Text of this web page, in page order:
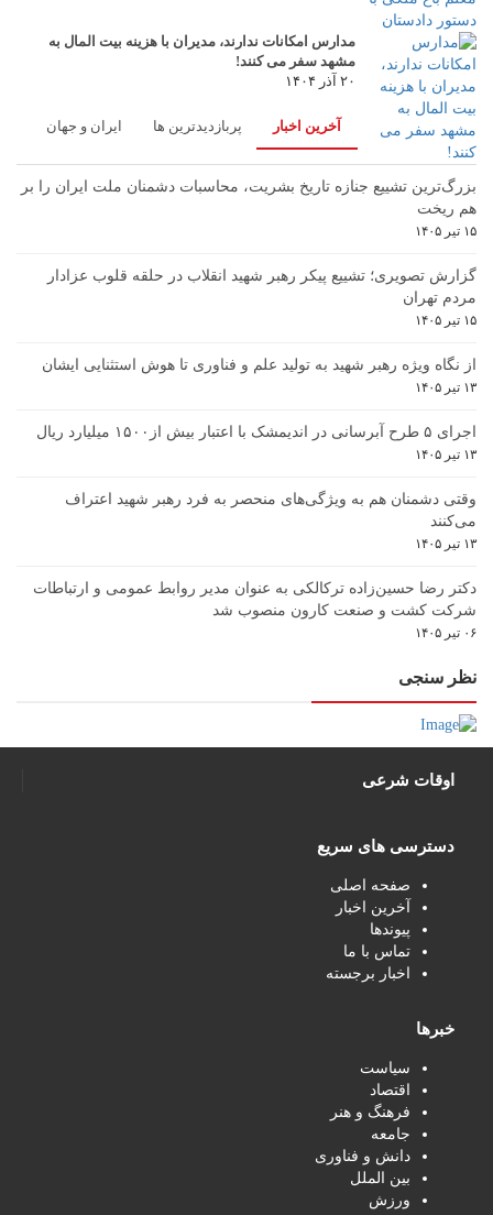
مدارس امکانات ندارند، مدیران با هزینه بیت المال به
مشهد سفر می کنند!
۲۰ آذر ۱۴۰۴
آخرین اخبار پربازدیدترین ها ایران و جهان
بزرگ‌ترین تشییع جنازه تاریخ بشریت، محاسبات دشمنان ملت ایران را بر
هم ریخت
۱۵ تیر ۱۴۰۵
گزارش تصویری؛ تشییع پیکر رهبر شهید انقلاب در حلقه قلوب عزادار
مردم تهران
۱۵ تیر ۱۴۰۵
از نگاه ویژه رهبر شهید به تولید علم و فناوری تا هوش استثنایی ایشان
۱۳ تیر ۱۴۰۵
اجرای ۵ طرح آبرسانی در اندیمشک با اعتبار بیش از۱۵۰۰ میلیارد ریال
۱۳ تیر ۱۴۰۵
وقتی دشمنان هم به ویژگی‌های منحصر به فرد رهبر شهید اعتراف
می‌کنند
۱۳ تیر ۱۴۰۵
دکتر رضا حسین‌زاده ترکالکی به عنوان مدیر روابط عمومی و ارتباطات
شرکت کشت و صنعت کارون منصوب شد
۰۶ تیر ۱۴۰۵
نظر سنجی
اوقات شرعی
دسترسی های سریع
صفحه اصلی
آخرین اخبار
پیوندها
تماس با ما
اخبار برجسته
خبرها
سیاست
اقتصاد
فرهنگ و هنر
جامعه
دانش و فناوری
بین الملل
ورزش